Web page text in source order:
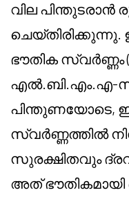
വില പിന്തുടരാൻ
ഭൗതിക
എൽ.ബി.എം.എ-
പിന്തുണയോടെ,
സ്വർണ്ണത്തിൽ
സുരക്ഷിതവും
അത്